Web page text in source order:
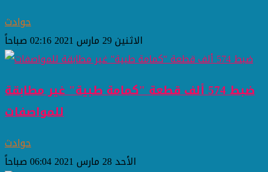
حوادث
الاثنين 29 مارس 2021 02:16 صباحاً
ضبط 574 ألف قطعة "كمامة طبية" غير مطابقة
للمواصفات
حوادث
الأحد 28 مارس 2021 06:04 صباحاً